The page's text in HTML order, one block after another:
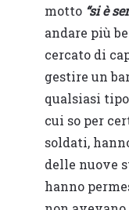
motto “si è
andare più
cercato di
gestire un
qualsiasi
cui so per
soldati,
delle nuove
hanno